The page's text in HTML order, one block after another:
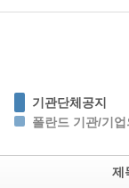
기관단체공지
폴란드 기관/기
제